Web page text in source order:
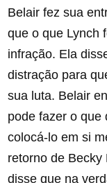
Belair fez sua
que o que Lynch
infração. Ela
distração para
sua luta. Belair
pode fazer o que
colocá-lo em si
retorno de Becky
disse que na